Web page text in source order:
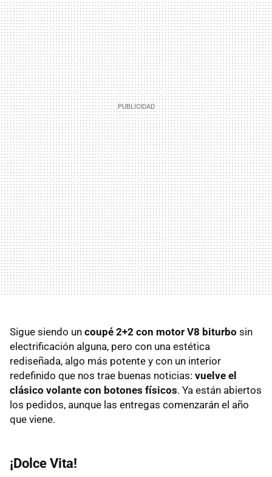
Sigue siendo un coupé 2+2 con motor V8 biturbo sin
electrificación alguna, pero con una estética
rediseñada, algo más potente y con un interior
redefinido que nos trae buenas noticias: vuelve el
clásico volante con botones físicos. Ya están abiertos
los pedidos, aunque las entregas comenzarán el año
que viene.
¡Dolce Vita!